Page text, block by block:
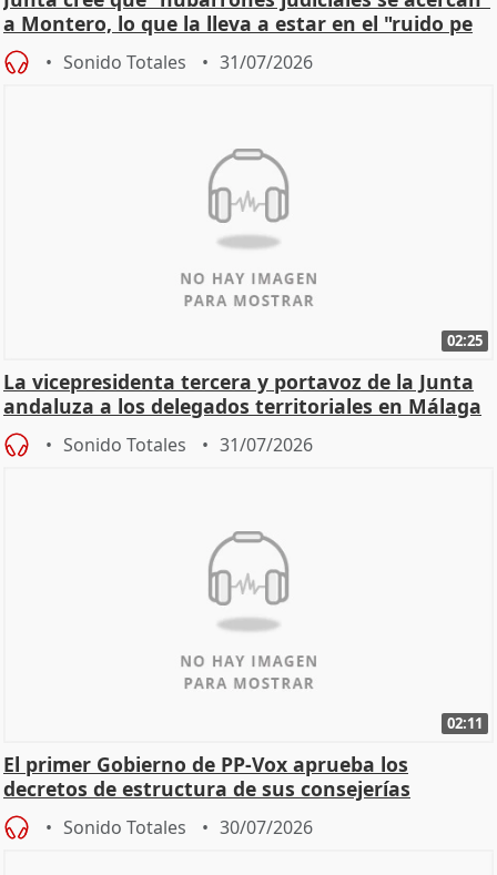
a Montero, lo que la lleva a estar en el "ruido pe
Sonido Totales 31/07/2026
02:25
La vicepresidenta tercera y portavoz de la Junta
andaluza a los delegados territoriales en Málaga
Sonido Totales 31/07/2026
02:11
El primer Gobierno de PP-Vox aprueba los
decretos de estructura de sus consejerías
Sonido Totales 30/07/2026